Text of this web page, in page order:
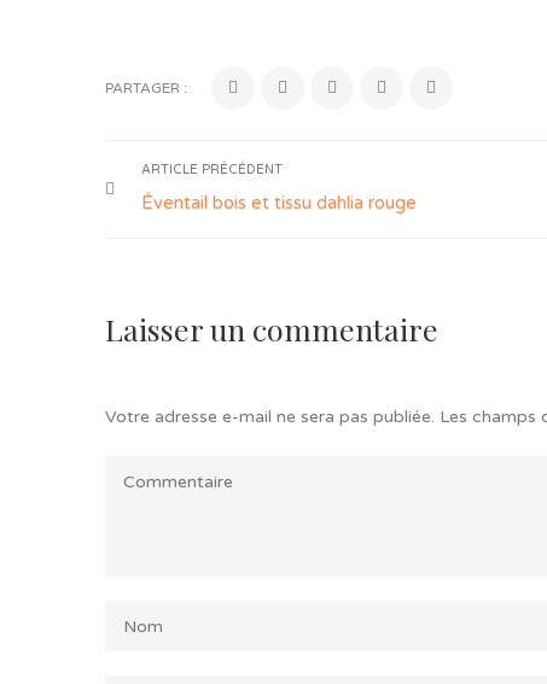
PARTAGER :
ARTICLE PRÉCÉDENT
Éventail bois et tissu dahlia rouge
Laisser un commentaire
Votre adresse e-mail ne sera pas publiée. Les champs